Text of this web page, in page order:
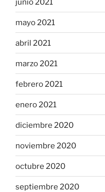
junio 2021
mayo 2021
abril 2021
marzo 2021
febrero 2021
enero 2021
diciembre 2020
noviembre 2020
octubre 2020
septiembre 2020